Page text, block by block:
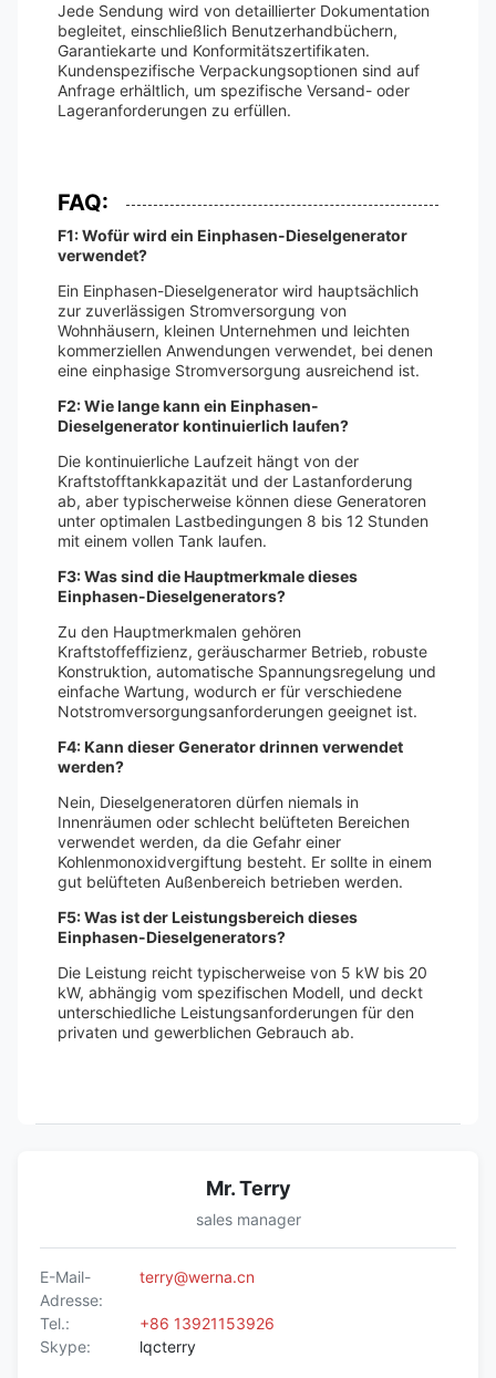
Jede Sendung wird von detaillierter Dokumentation
begleitet, einschließlich Benutzerhandbüchern,
Garantiekarte und Konformitätszertifikaten.
Kundenspezifische Verpackungsoptionen sind auf
Anfrage erhältlich, um spezifische Versand- oder
Lageranforderungen zu erfüllen.
FAQ:
F1: Wofür wird ein Einphasen-Dieselgenerator
verwendet?
Ein Einphasen-Dieselgenerator wird hauptsächlich
zur zuverlässigen Stromversorgung von
Wohnhäusern, kleinen Unternehmen und leichten
kommerziellen Anwendungen verwendet, bei denen
eine einphasige Stromversorgung ausreichend ist.
F2: Wie lange kann ein Einphasen-
Dieselgenerator kontinuierlich laufen?
Die kontinuierliche Laufzeit hängt von der
Kraftstofftankkapazität und der Lastanforderung
ab, aber typischerweise können diese Generatoren
unter optimalen Lastbedingungen 8 bis 12 Stunden
mit einem vollen Tank laufen.
F3: Was sind die Hauptmerkmale dieses
Einphasen-Dieselgenerators?
Zu den Hauptmerkmalen gehören
Kraftstoffeffizienz, geräuscharmer Betrieb, robuste
Konstruktion, automatische Spannungsregelung und
einfache Wartung, wodurch er für verschiedene
Notstromversorgungsanforderungen geeignet ist.
F4: Kann dieser Generator drinnen verwendet
werden?
Nein, Dieselgeneratoren dürfen niemals in
Innenräumen oder schlecht belüfteten Bereichen
verwendet werden, da die Gefahr einer
Kohlenmonoxidvergiftung besteht. Er sollte in einem
gut belüfteten Außenbereich betrieben werden.
F5: Was ist der Leistungsbereich dieses
Einphasen-Dieselgenerators?
Die Leistung reicht typischerweise von 5 kW bis 20
kW, abhängig vom spezifischen Modell, und deckt
unterschiedliche Leistungsanforderungen für den
privaten und gewerblichen Gebrauch ab.
Mr. Terry
sales manager
E-Mail-
Adresse:
terry@werna.cn
Tel.:
+86 13921153926
Skype:
lqcterry